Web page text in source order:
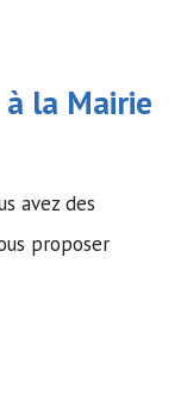
la Mairie
avez des
proposer